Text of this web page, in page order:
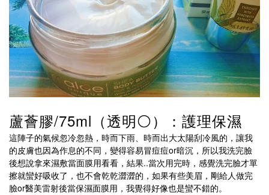
蘆薈膠/75ml（透明⚪）：護理保濕
這陣子的氣候忽冷忽熱，時而下雨、時而出大太陽刮冷風的，讓我
的皮膚也因為作息的不同，變得容易冒痘痘or暗沉，所以我洗完臉
後想說拿來濕敷當面膜用看看，結果..當次用完時，感覺洗完臉才單
擦就蠻好吸收了，也不會乾乾澀澀的，如果有些美眉，剛給人做完
臉or醫美雷射後當保濕面膜用，我覺得好像也是蠻不錯的。